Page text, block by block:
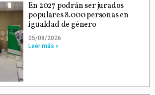
En 2027 podrán ser jurados
populares 8.000 personas en
igualdad de género
05/08/2026
Leer más »